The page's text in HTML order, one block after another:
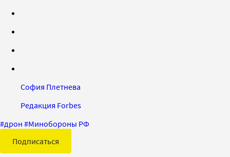
София Плетнева
Редакция Forbes
#дрон #Минобороны РФ
Подписаться